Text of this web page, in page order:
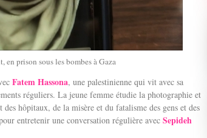
en prison sous les bombes à Gaza
Fatem Hassona, une palestinienne qui vit avec sa
réguliers. La jeune femme étudie la photographie et
hôpitaux, de la misère et du fatalisme des gens et des
entretenir une conversation régulière avec Sepideh